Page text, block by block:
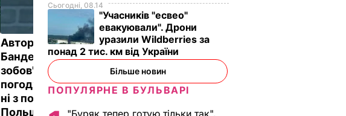
Автор програми про
Бандеру: Ми не
зобов'язані
погоджувати гостей
ні з посольством
Польщі, ні з
Сьогодні, 08.14
"Учасників "есвео"
евакуювали". Дрони
уразили Wildberries за
понад 2 тис. км від України
Більше новин
ПОПУЛЯРНЕ В БУЛЬВАРІ
"Буряк тепер готую тільки так".